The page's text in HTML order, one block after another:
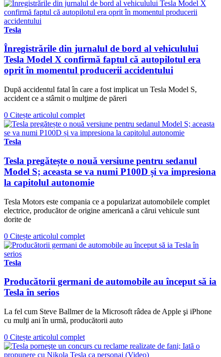
Tesla
Înregistrările din jurnalul de bord al vehiculului
Tesla Model X confirmă faptul că autopilotul era
oprit în momentul producerii accidentului
După accidentul fatal în care a fost implicat un Tesla Model S,
accident ce a stârnit o mulţime de păreri
0 Citește articolul complet
Tesla
Tesla pregătește o nouă versiune pentru sedanul
Model S; aceasta se va numi P100D și va impresiona
la capitolul autonomie
Tesla Motors este compania ce a popularizat automobilele complet
electrice, producător de origine americană a cărui vehicule sunt
dorite de
0 Citește articolul complet
Tesla
Producătorii germani de automobile au început să ia
Tesla în serios
La fel cum Steve Ballmer de la Microsoft râdea de Apple şi iPhone
cu mulţi ani în urmă, producătorii auto
0 Citește articolul complet